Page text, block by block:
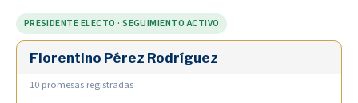
PRESIDENTE ELECTO · SEGUIMIENTO ACTIVO
Florentino Pérez Rodríguez
10 promesas registradas